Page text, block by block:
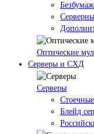
Оптические
Серверы и СХД
Серверы
Блейд